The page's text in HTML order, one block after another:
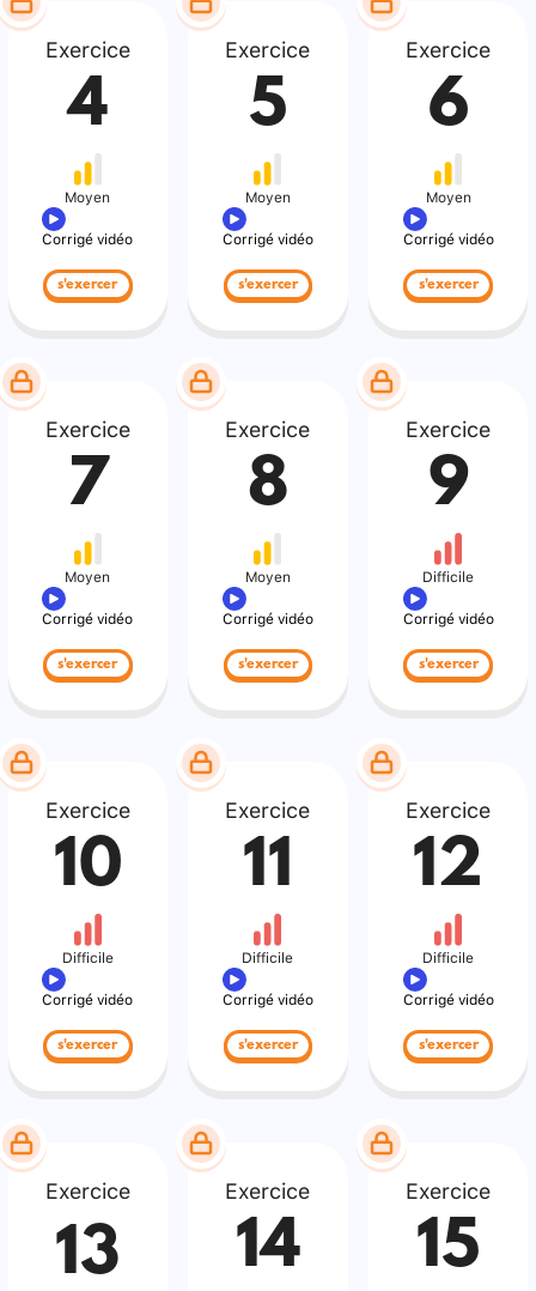
Exercice
4
Moyen
Corrigé vidéo
s'exercer
Exercice
5
Moyen
Corrigé vidéo
s'exercer
Exercice
6
Moyen
Corrigé vidéo
s'exercer
Exercice
7
Moyen
Corrigé vidéo
s'exercer
Exercice
8
Moyen
Corrigé vidéo
s'exercer
Exercice
9
Difficile
Corrigé vidéo
s'exercer
Exercice
10
Difficile
Corrigé vidéo
s'exercer
Exercice
11
Difficile
Corrigé vidéo
s'exercer
Exercice
12
Difficile
Corrigé vidéo
s'exercer
Exercice
13
Exercice
14
Exercice
15